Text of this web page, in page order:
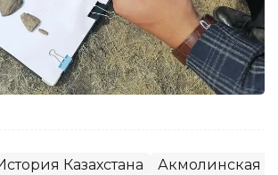
Казахстана Акмолинская